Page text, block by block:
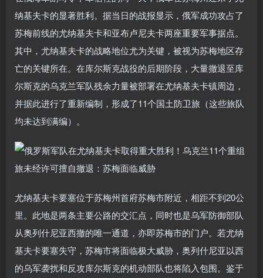
纳基夫卡的显著胜利。据当日的战报显示，俄军成功攻占了
苏梅前线的尤纳基夫卡和亚布卢尼夫卡两座重要军事据点。
其中，尤纳基夫卡的战略地位尤为关键，被视为苏梅地区存
亡的关键所在。在库尔斯克战役的后期阶段，大量撤退至库
尔斯克的乌克兰军队残余力量被部署在尤纳基夫卡镇周边，
并据此进行了重新编制，形成了11个国土防卫旅（这些旅队
均未达到满编）。
尤纳基夫卡要塞位于苏梅州首府苏梅市附近，相距不到20公
里。此地是两条主要公路的交汇点，同时也是乌军防御部队
从奥列什尼亚西撤的唯一通道，亦即苏梅市的门户。若尤纳
基夫卡要塞失守，苏梅市将面临极大威胁，奥列什尼亚以西
的乌军袭扰和反攻库尔斯克的机动部队也将陷入包围。鉴于